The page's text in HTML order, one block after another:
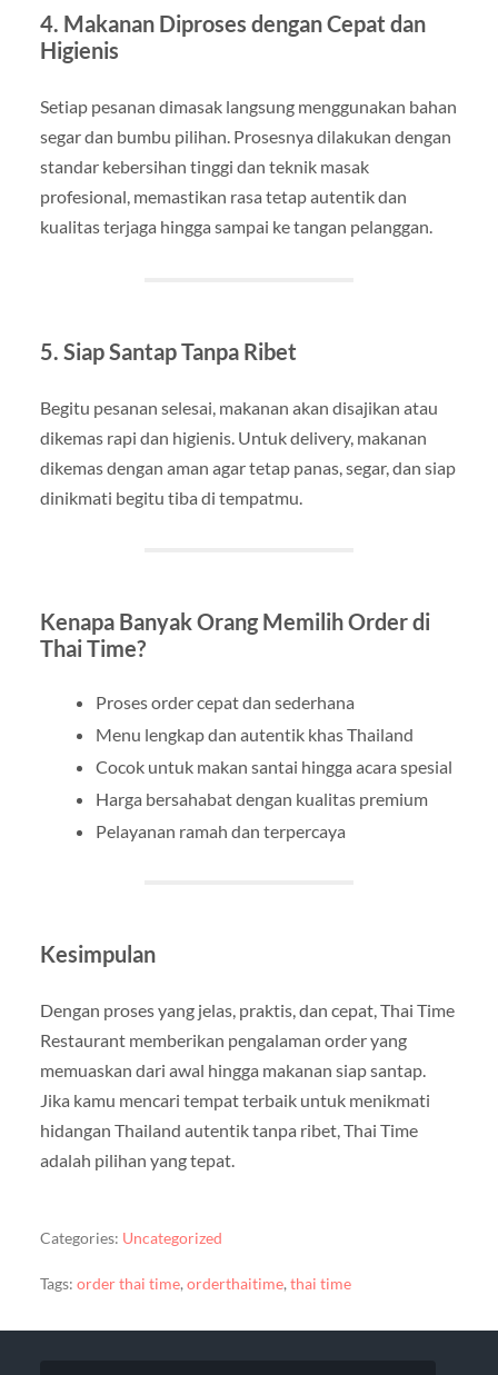
4. Makanan Diproses dengan Cepat dan
Higienis
Setiap pesanan dimasak langsung menggunakan bahan
segar dan bumbu pilihan. Prosesnya dilakukan dengan
standar kebersihan tinggi dan teknik masak
profesional, memastikan rasa tetap autentik dan
kualitas terjaga hingga sampai ke tangan pelanggan.
5. Siap Santap Tanpa Ribet
Begitu pesanan selesai, makanan akan disajikan atau
dikemas rapi dan higienis. Untuk delivery, makanan
dikemas dengan aman agar tetap panas, segar, dan siap
dinikmati begitu tiba di tempatmu.
Kenapa Banyak Orang Memilih Order di
Thai Time?
Proses order cepat dan sederhana
Menu lengkap dan autentik khas Thailand
Cocok untuk makan santai hingga acara spesial
Harga bersahabat dengan kualitas premium
Pelayanan ramah dan terpercaya
Kesimpulan
Dengan proses yang jelas, praktis, dan cepat, Thai Time
Restaurant memberikan pengalaman order yang
memuaskan dari awal hingga makanan siap santap.
Jika kamu mencari tempat terbaik untuk menikmati
hidangan Thailand autentik tanpa ribet, Thai Time
adalah pilihan yang tepat.
Categories: Uncategorized
Tags: order thai time, orderthaitime, thai time